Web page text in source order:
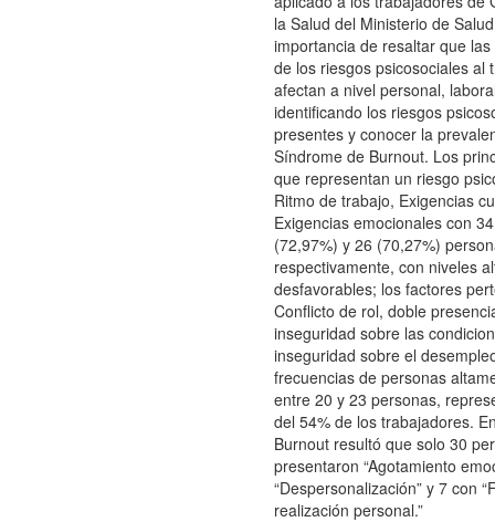
la Salud del Ministerio de
importancia de resaltar que
de los riesgos psicosociales al
afectan a nivel personal,
identificando los riesgos
presentes y conocer la
Síndrome de Burnout. Los
que representan un riesgo
Ritmo de trabajo, Exigencias
Exigencias emocionales con
(72,97%) y 26 (70,27%)
respectivamente, con niveles
desfavorables; los factores
Conflicto de rol, doble
inseguridad sobre las
inseguridad sobre el
frecuencias de personas
entre 20 y 23 personas,
del 54% de los trabajadores.
Burnout resultó que solo 30
presentaron “Agotamiento
“Despersonalización” y 7 con
realización personal.”